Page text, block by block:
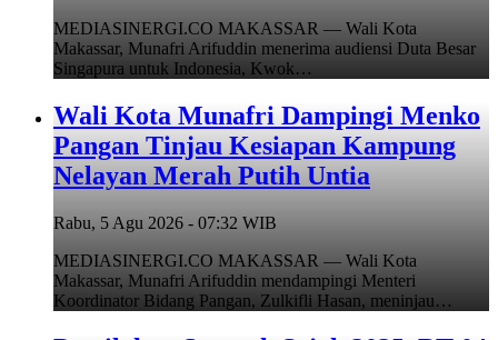
MEDIASINERGI.CO MAKASSAR — Wali Kota
Makassar, Munafri Arifuddin menerima audiensi Duta Besar
Singapura untuk Indonesia, Kwok…
Wali Kota Munafri Dampingi Menko
Pangan Tinjau Kesiapan Kampung
Nelayan Merah Putih Untia
Rabu, 5 Agu 2026 - 07:32 WIB
MEDIASINERGI.CO MAKASSAR — Wali Kota
Makassar, Munafri Arifuddin mendampingi Menteri
Koordinator Bidang Pangan, Zulkifli Hasan, meninjau…